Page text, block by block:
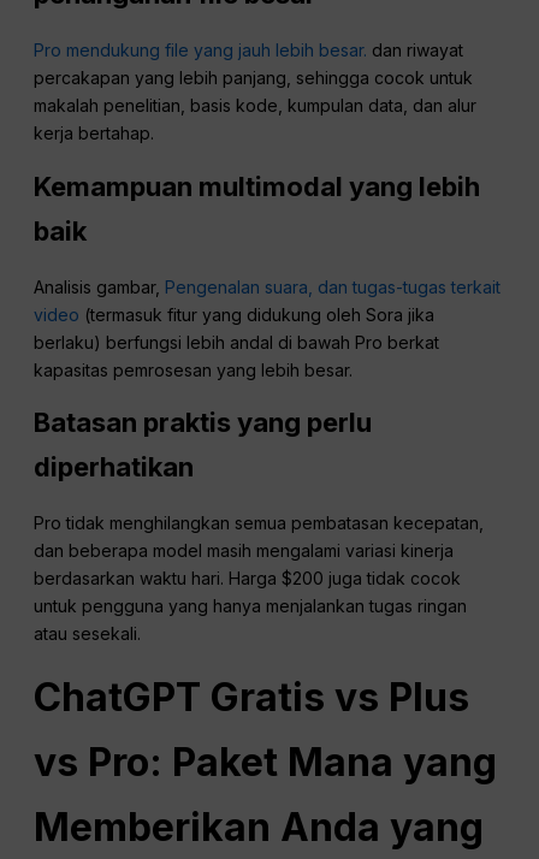
Pro mendukung file yang jauh lebih besar. dan riwayat
percakapan yang lebih panjang, sehingga cocok untuk
makalah penelitian, basis kode, kumpulan data, dan alur
kerja bertahap.
Kemampuan multimodal yang lebih
baik
Analisis gambar, Pengenalan suara, dan tugas-tugas terkait
video (termasuk fitur yang didukung oleh Sora jika
berlaku) berfungsi lebih andal di bawah Pro berkat
kapasitas pemrosesan yang lebih besar.
Batasan praktis yang perlu
diperhatikan
Pro tidak menghilangkan semua pembatasan kecepatan,
dan beberapa model masih mengalami variasi kinerja
berdasarkan waktu hari. Harga $200 juga tidak cocok
untuk pengguna yang hanya menjalankan tugas ringan
atau sesekali.
ChatGPT Gratis vs Plus
vs Pro: Paket Mana yang
Memberikan Anda yang